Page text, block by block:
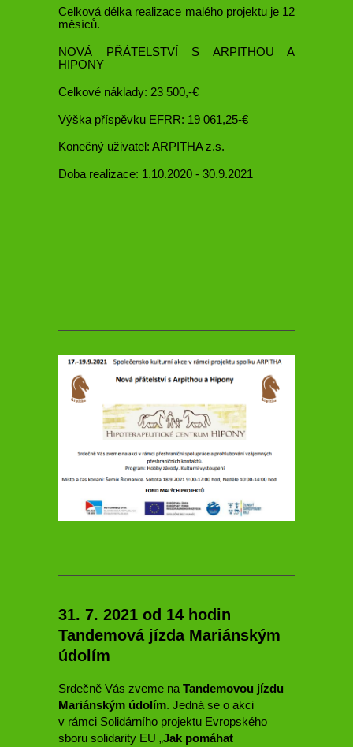
Celková délka realizace malého projektu je 12
měsíců.
NOVÁ PŘÁTELSTVÍ S ARPITHOU A
HIPONY
Celkové náklady: 23 500,-€
Výška příspěvku EFRR: 19 061,25-€
Konečný uživatel: ARPITHA z.s.
Doba realizace: 1.10.2020 - 30.9.2021
31. 7. 2021 od 14 hodin
Tandemová jízda Mariánským
údolím
Srdečně Vás zveme na Tandemovou jízdu
Mariánským údolím. Jedná se o akci
v rámci Solidárního projektu Evropského
sboru solidarity EU „Jak pomáhat